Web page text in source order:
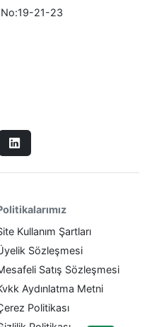
No:19-21-23
Kullanım Şartları
Sözleşmesi
Satış Sözleşmesi
Aydınlatma Metni
Politikası